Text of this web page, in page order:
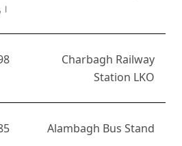
Charbagh Railway
Station LKO
Alambagh Bus Stand